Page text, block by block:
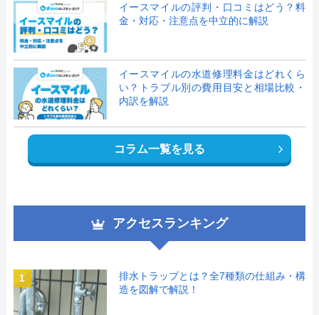
イースマイルの評判・口コミはどう？料
金・対応・注意点を中立的に解説
イースマイルの水道修理料金はどれくら
い？トラブル別の費用目安と相場比較・
内訳を解説
コラム一覧を見る
アクセスランキング
1
排水トラップとは？全7種類の仕組み・構
造を図解で解説！